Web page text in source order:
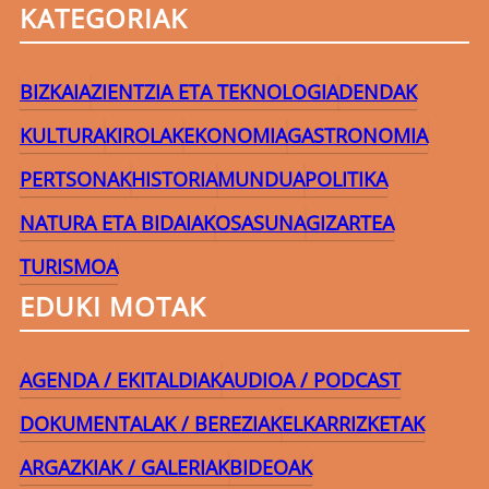
KATEGORIAK
BIZKAIAZIENTZIA ETA TEKNOLOGIADENDAK
KULTURAKIROLAKEKONOMIAGASTRONOMIA
PERTSONAKHISTORIAMUNDUAPOLITIKA
NATURA ETA BIDAIAKOSASUNAGIZARTEA
TURISMOA
EDUKI MOTAK
AGENDA / EKITALDIAKAUDIOA / PODCAST
DOKUMENTALAK / BEREZIAKELKARRIZKETAK
ARGAZKIAK / GALERIAKBIDEOAK